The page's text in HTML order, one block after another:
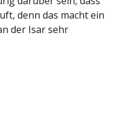
denn das macht ein
der Isar sehr